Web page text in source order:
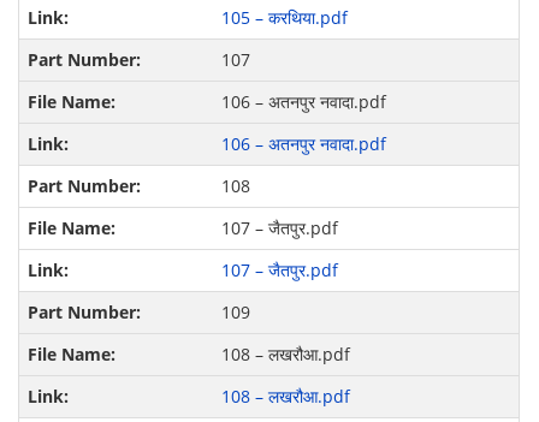
105 – करथिया.pdf
107
106 – अतनपुर नवादा.pdf
106 – अतनपुर नवादा.pdf
108
107 – जैतपुर.pdf
107 – जैतपुर.pdf
109
108 – लखरौआ.pdf
108 – लखरौआ.pdf